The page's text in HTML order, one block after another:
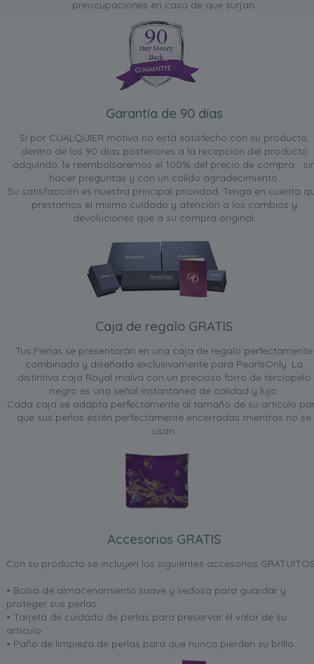
preocupaciones en caso de que surjan.
Garantía de 90 días
Si por CUALQUIER motivo no está satisfecho con su producto,
dentro de los 90 días posteriores a la recepción del producto
adquirido, le reembolsaremos el 100% del precio de compra...
hacer preguntas y con un cálido agradecimiento.
Su satisfacción es nuestra principal prioridad. Tenga en cuenta
prestamos el mismo cuidado y atención a los cambios y
devoluciones que a su compra original.
Caja de regalo GRATIS
Tus Perlas se presentarán en una caja de regalo perfectamente
combinada y diseñada exclusivamente para PearlsOnly. La
distintiva caja Royal malva con un precioso forro de terciopelo
negro es una señal instantánea de calidad y lujo.
Cada caja se adapta perfectamente al tamaño de su artículo
que sus perlas estén perfectamente encerradas mientras no se
usan.
Accesorios GRATIS
Con su producto se incluyen los siguientes accesorios
• Bolsa de almacenamiento suave y sedosa para guardar y
proteger sus perlas
• Tarjeta de cuidado de perlas para preservar el valor de su
artículo
• Paño de limpieza de perlas para que nunca pierden su brillo.